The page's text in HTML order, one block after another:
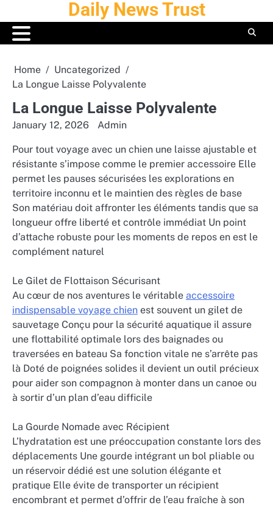
to
content
Daily News Trust
Home
Uncategorized
La Longue Laisse Polyvalente
La Longue Laisse Polyvalente
January 12, 2026 Admin
Pour tout voyage avec un chien une laisse ajustable et
résistante s’impose comme le premier accessoire Elle
permet les pauses sécurisées les explorations en
territoire inconnu et le maintien des règles de base
Son matériau doit affronter les éléments tandis que sa
longueur offre liberté et contrôle immédiat Un point
d’attache robuste pour les moments de repos en est le
complément naturel
Le Gilet de Flottaison Sécurisant
Au cœur de nos aventures le véritable accessoire
indispensable voyage chien est souvent un gilet de
sauvetage Conçu pour la sécurité aquatique il assure
une flottabilité optimale lors des baignades ou
traversées en bateau Sa fonction vitale ne s’arrête pas
là Doté de poignées solides il devient un outil précieux
pour aider son compagnon à monter dans un canoe ou
à sortir d’un plan d’eau difficile
La Gourde Nomade avec Récipient
L’hydratation est une préoccupation constante lors des
déplacements Une gourde intégrant un bol pliable ou
un réservoir dédié est une solution élégante et
pratique Elle évite de transporter un récipient
encombrant et permet d’offrir de l’eau fraîche à son